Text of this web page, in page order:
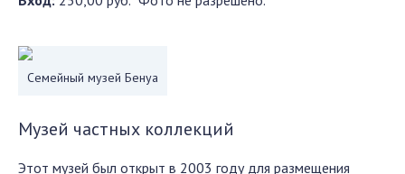
Семейный музей Бенуа
Музей частных коллекций
Этот музей был открыт в 2003 году для размещения